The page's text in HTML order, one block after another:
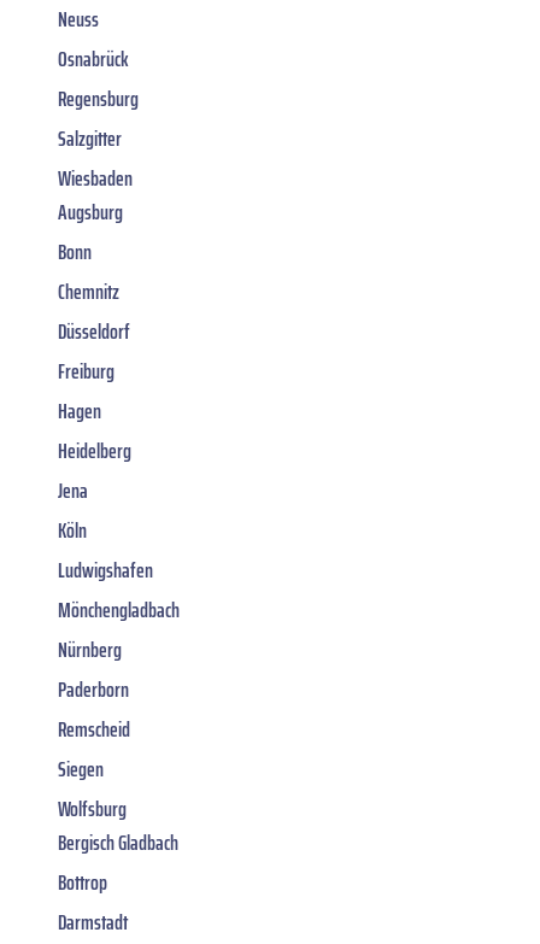
Neuss
Osnabrück
Regensburg
Salzgitter
Wiesbaden
Augsburg
Bonn
Chemnitz
Düsseldorf
Freiburg
Hagen
Heidelberg
Jena
Köln
Ludwigshafen
Mönchengladbach
Nürnberg
Paderborn
Remscheid
Siegen
Wolfsburg
Bergisch Gladbach
Bottrop
Darmstadt